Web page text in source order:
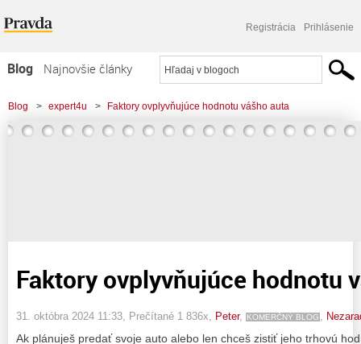
Registrácia Prihlásenie
Blog
Najnovšie články
Najčítanejšie články
Najkomentovanejšie články
Blog > expert4u > Faktory ovplyvňujúce hodnotu vášho auta
Faktory ovplyvňujúce hodnotu
31. októbra 2024 11:33 , Prečítané 1 836x, Peter, KOMERČNÝ BLOG
Ak plánuješ predať svoje auto alebo len chceš zistiť jeho trhovú